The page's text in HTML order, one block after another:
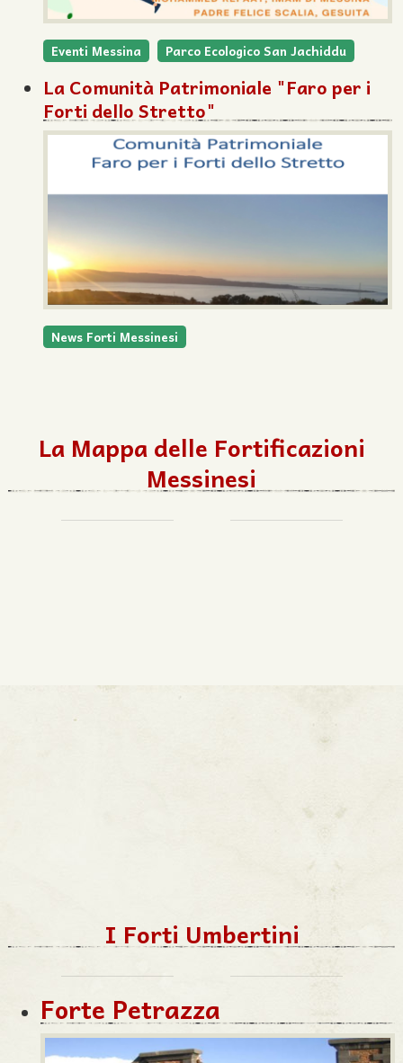
Eventi Messina Parco Ecologico San Jachiddu
La Comunità Patrimoniale "Faro per i
Forti dello Stretto"
News Forti Messinesi
La Mappa delle Fortificazioni
Messinesi
I Forti Umbertini
Forte Petrazza